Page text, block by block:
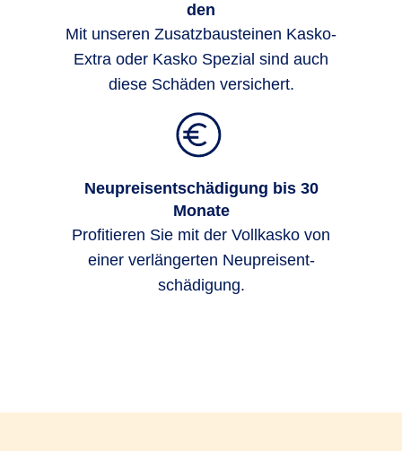
den
Mit unseren Zusatzbausteinen Kasko-
Extra oder Kasko Spezial sind auch
diese Schäden versichert.
Neupreisentschädigung bis 30
Monate
Profi­tieren Sie mit der Voll­kasko von
einer ver­länger­ten Neu­preis­ent­
schädigung.